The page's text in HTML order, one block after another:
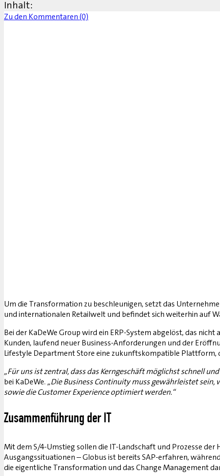
Inhalt:
Zu den Kommentaren (0)
Um die Transformation zu beschleunigen, setzt das
und internationalen Retailwelt und befindet sich weiterhin auf
Bei der KaDeWe Group wird ein ERP-System abgelöst, das
Kunden, laufend neuer Business-Anforderungen und der
Lifestyle Department Store eine zukunftskompatible Plattform,
„Für uns ist zentral, dass das Kerngeschäft möglichst schnell
bei KaDeWe. „Die Business Continuity muss gewährleistet
sowie die Customer Experience optimiert werden.“
Zusammenführung der IT
Mit dem S/4-Umstieg sollen die IT-Landschaft und Prozesse
Ausgangssituationen – Globus ist bereits SAP-erfahren,
die eigentliche Transformation und das Change Management